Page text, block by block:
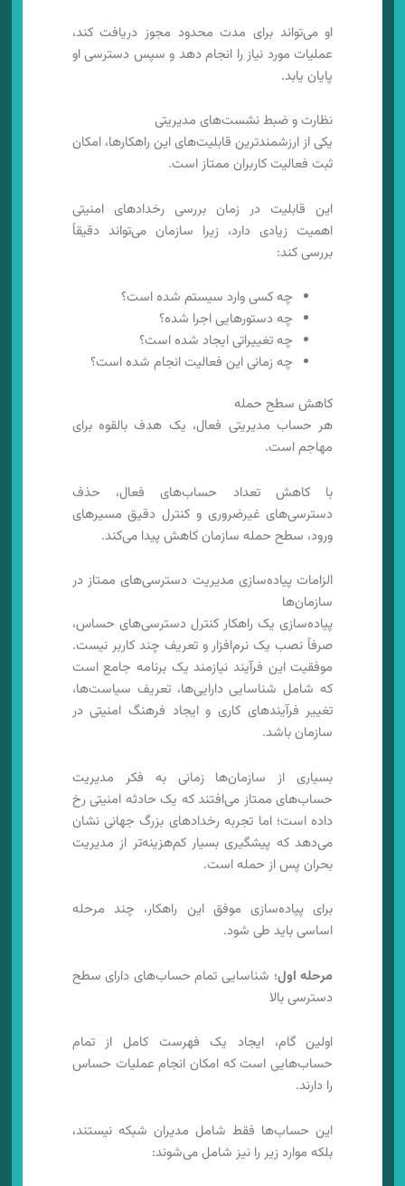
او می‌تواند برای مدت محدود مجوز دریافت کند،
عملیات مورد نیاز را انجام دهد و سپس دسترسی او
پایان یابد.
نظارت و ضبط نشست‌های مدیریتی
یکی از ارزشمندترین قابلیت‌های این راهکارها، امکان
ثبت فعالیت کاربران ممتاز است.
این قابلیت در زمان بررسی رخدادهای امنیتی
اهمیت زیادی دارد، زیرا سازمان می‌تواند دقیقاً
بررسی کند:
چه کسی وارد سیستم شده است؟
چه دستورهایی اجرا شده؟
چه تغییراتی ایجاد شده است؟
چه زمانی این فعالیت انجام شده است؟
کاهش سطح حمله
هر حساب مدیریتی فعال، یک هدف بالقوه برای
مهاجم است.
با کاهش تعداد حساب‌های فعال، حذف
دسترسی‌های غیرضروری و کنترل دقیق مسیرهای
ورود، سطح حمله سازمان کاهش پیدا می‌کند.
الزامات پیاده‌سازی مدیریت دسترسی‌های ممتاز در
سازمان‌ها
پیاده‌سازی یک راهکار کنترل دسترسی‌های حساس،
صرفاً نصب یک نرم‌افزار و تعریف چند کاربر نیست.
موفقیت این فرآیند نیازمند یک برنامه جامع است
که شامل شناسایی دارایی‌ها، تعریف سیاست‌ها،
تغییر فرآیندهای کاری و ایجاد فرهنگ امنیتی در
سازمان باشد.
بسیاری از سازمان‌ها زمانی به فکر مدیریت
حساب‌های ممتاز می‌افتند که یک حادثه امنیتی رخ
داده است؛ اما تجربه رخدادهای بزرگ جهانی نشان
می‌دهد که پیشگیری بسیار کم‌هزینه‌تر از مدیریت
بحران پس از حمله است.
برای پیاده‌سازی موفق این راهکار، چند مرحله
اساسی باید طی شود.
مرحله اول؛ شناسایی تمام حساب‌های دارای سطح
دسترسی بالا
اولین گام، ایجاد یک فهرست کامل از تمام
حساب‌هایی است که امکان انجام عملیات حساس
را دارند.
این حساب‌ها فقط شامل مدیران شبکه نیستند،
بلکه موارد زیر را نیز شامل می‌شوند: